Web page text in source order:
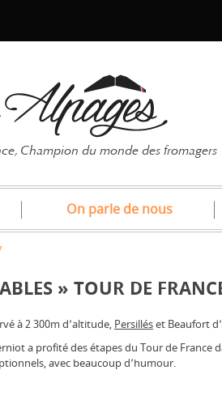
Champion du monde des fromagers
On parle de nous
» TOUR DE
à 2 300m d’altitude, Persilléset Beaufort
a profité des étapes du Tour de
avec beaucoup d’humour.